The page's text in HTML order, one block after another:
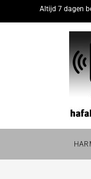
Altijd 7 dagen